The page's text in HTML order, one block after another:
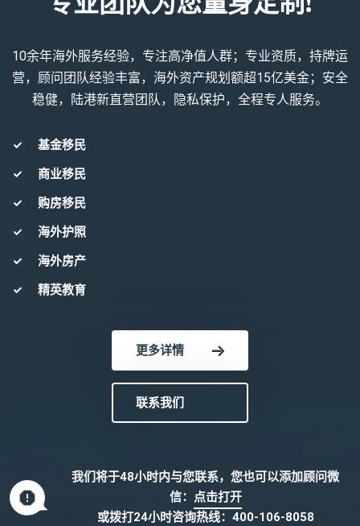
10余年海外服务经验，专注高净值人群；专业资质，持牌运
营，顾问团队经验丰富，海外资产规划额超15亿美金；安全
稳健，陆港新直营团队，隐私保护，全程专人服务。
基金移民
商业移民
购房移民
海外护照
海外房产
精英教育
更多详情
联系我们
我们将于48小时内与您联系，您也可以添加顾问微
信： 点击打开
或拨打24小时咨询热线： 400-106-8058